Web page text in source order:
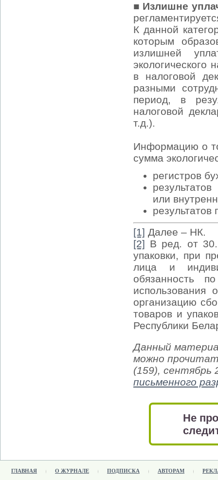
■ Излишне
К данной
которым
излишней
в налоговой
разными
период, в
налоговой
т.д.).
Информацию о
сумма
регистров
или
результатов
[1] Далее – НК.
[2] В ред. от
упаковки, при
лица и
обязанность
использования
организацию
товаров и
Республики
Данный
можно
(159), сентябрь
письменного
Не
ГЛАВНАЯ О ЖУРНАЛЕ ПОДПИСКА АВТОРАМ